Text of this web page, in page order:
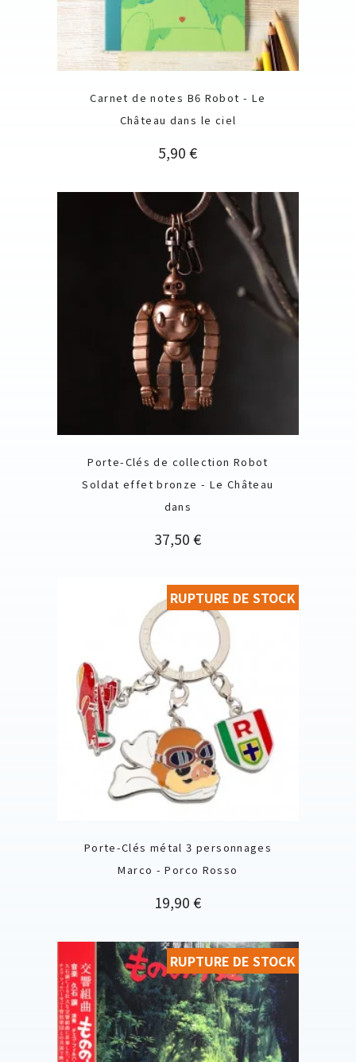
Carnet de notes B6 Robot - Le
Château dans le ciel
Prix
5,90 €
Porte-Clés de collection Robot
Soldat effet bronze - Le Château
dans
Prix
37,50 €
Porte-Clés métal 3 personnages
Marco - Porco Rosso
Prix
19,90 €
RUPTURE DE STOCK
RUPTURE DE STOCK